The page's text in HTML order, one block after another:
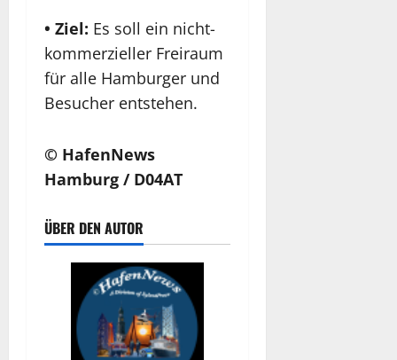
• Ziel: Es soll ein nicht-
kommerzieller Freiraum
für alle Hamburger und
Besucher entstehen.
© HafenNews
Hamburg / D04AT
ÜBER DEN AUTOR